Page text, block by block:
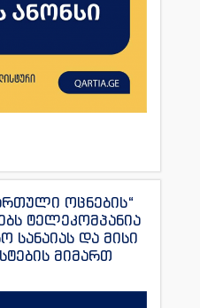
ოცნების“
ტელეკომპანია
სანაიას და მისი
მიმართ